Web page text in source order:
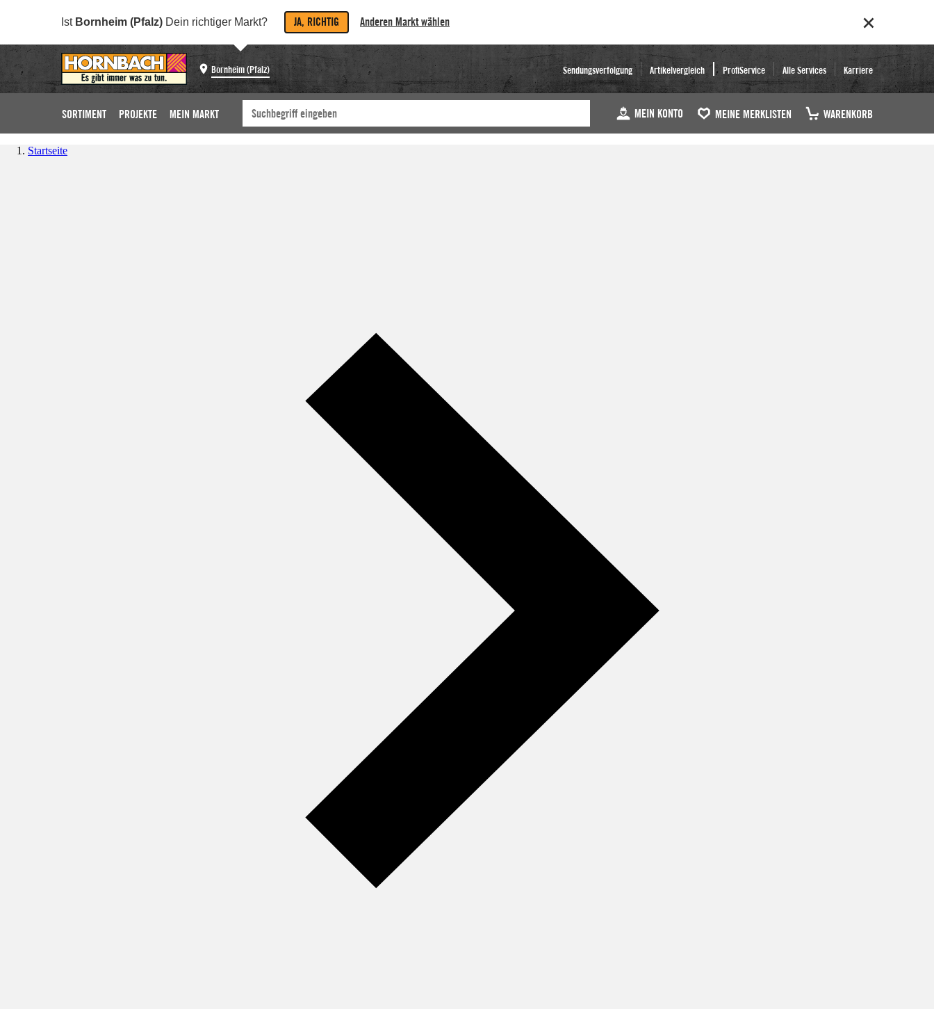
Ist Bornheim (Pfalz) Dein richtiger Markt? JA, RICHTIG Anderen Markt wählen
Bornheim (Pfalz) Sendungsverfolgung Artikelvergleich ProfiService Alle Services Karriere
SORTIMENT PROJEKTE MEIN MARKT MEIN KONTO MEINE MERKLISTEN WARENKORB
Startseite